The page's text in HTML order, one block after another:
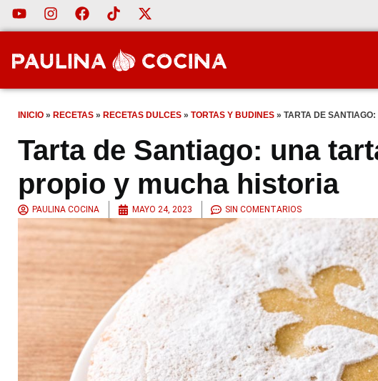
INICIO » RECETAS » RECETAS DULCES » TORTAS Y BUDINES » TARTA DE
Tarta de Santiago: una
propio y mucha historia
PAULINA COCINA MAYO 24, 2023 SIN COMENTARIOS